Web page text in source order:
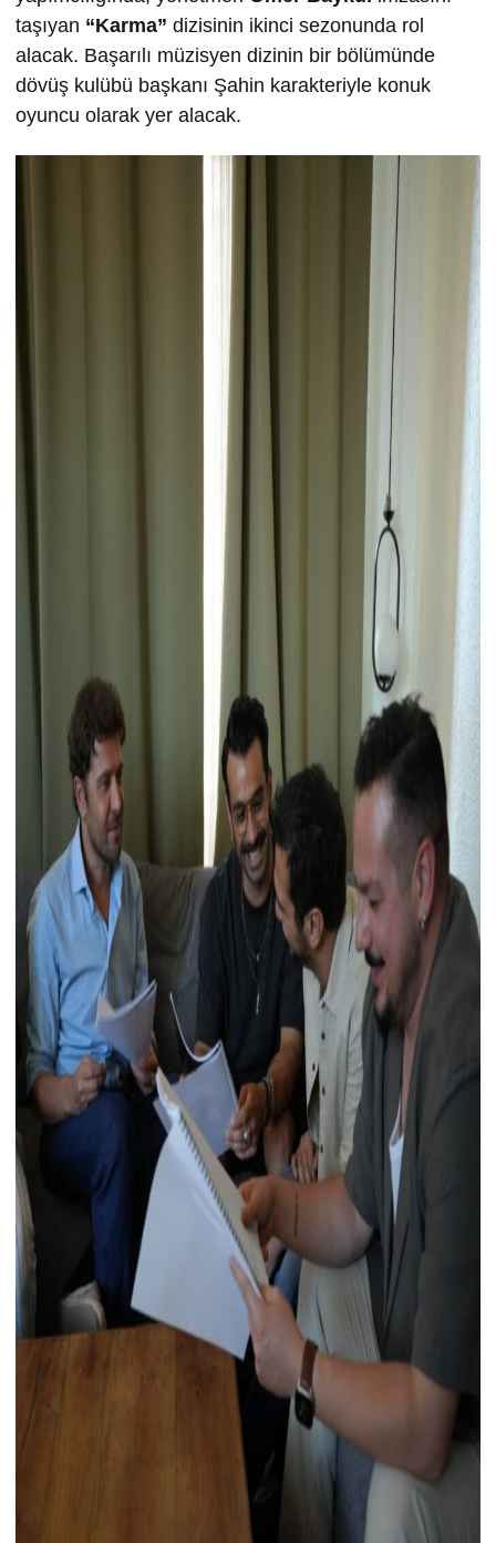
taşıyan “Karma” dizisinin ikinci sezonunda rol
alacak. Başarılı müzisyen dizinin bir bölümünde
dövüş kulübü başkanı Şahin karakteriyle konuk
oyuncu olarak yer alacak.